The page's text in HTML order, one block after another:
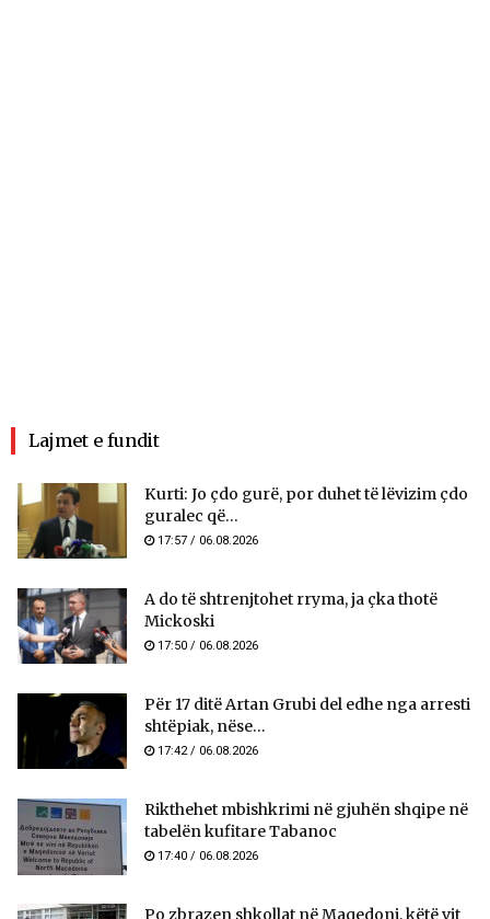
Lajmet e fundit
Kurti: Jo çdo gurë, por duhet të lëvizim çdo
guralec që...
17:57 / 06.08.2026
A do të shtrenjtohet rryma, ja çka thotë
Mickoski
17:50 / 06.08.2026
Për 17 ditë Artan Grubi del edhe nga arresti
shtëpiak, nëse...
17:42 / 06.08.2026
Rikthehet mbishkrimi në gjuhën shqipe në
tabelën kufitare Tabanoc
17:40 / 06.08.2026